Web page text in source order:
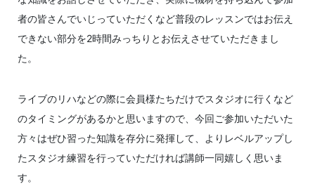
者の皆さんでいじっていただくなど普段のレッスンではお伝え
できない部分を2時間みっちりとお伝えさせていただきまし
た。
ライブのリハなどの際に会員様たちだけでスタジオに行くなど
のタイミングがあるかと思いますので、今回ご参加いただいた
方々はぜひ習った知識を存分に発揮して、よりレベルアップし
たスタジオ練習を行っていただければ講師一同嬉しく思いま
す。